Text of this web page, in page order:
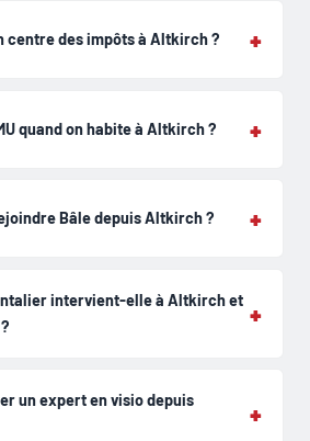
centre des impôts à Altkirch ?
quand on habite à Altkirch ?
Bâle depuis Altkirch ?
intervient-elle à Altkirch et
un expert en visio depuis